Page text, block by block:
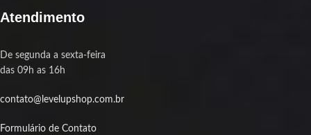
Atendimento
De segunda a sexta-feira
das 09h as 16h
contato@levelupshop.com.br
Formulário de Contato